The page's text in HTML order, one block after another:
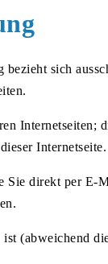
bezieht sich
Internetseiten;
Sie direkt per E-
(abweichend